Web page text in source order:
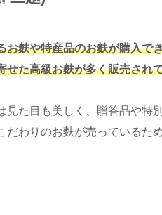
お麩や特産品のお麩が購入で
せた高級お麩が多く販売され
見た目も美しく、贈答品や特
だわりのお麩が売っているた